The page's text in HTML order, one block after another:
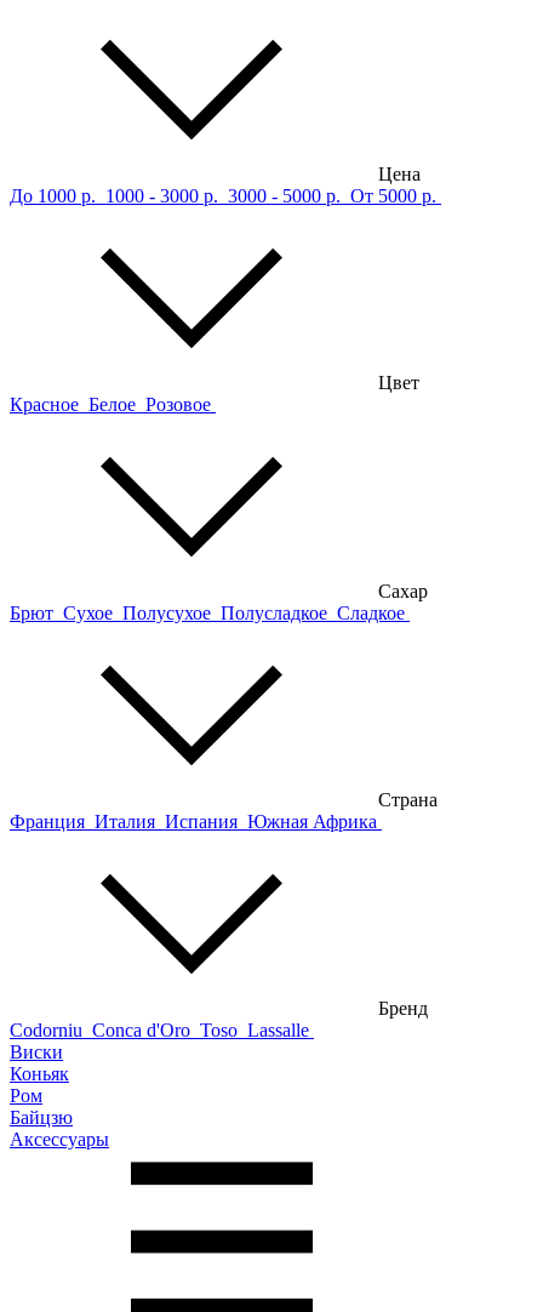
Цена
До 1000 р. 1000 - 3000 р. 3000 - 5000 р. От 5000 р.
Цвет
Красное Белое Розовое
Сахар
Брют Сухое Полусухое Полусладкое Сладкое
Страна
Франция Италия Испания Южная Африка
Бренд
Codorniu Conca d'Oro Toso Lassalle
Виски
Коньяк
Ром
Байцзю
Аксессуары